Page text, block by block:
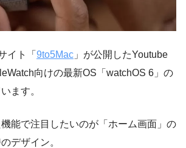
イト「 9to5Mac 」が公開したYoutube
向けの最新OS「watchOS 6」の
ます。
能で注目したいのが「ホーム画面」の
デザイン。